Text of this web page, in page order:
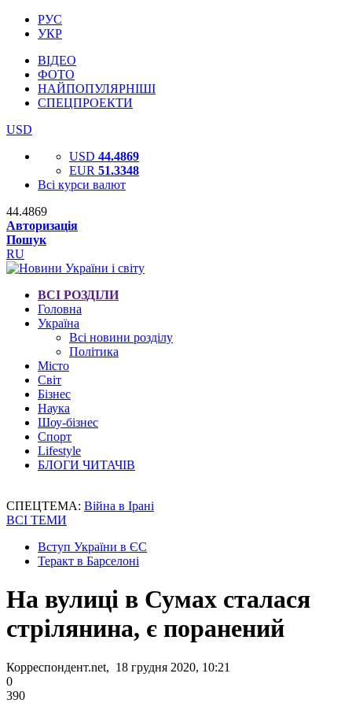
РУС
УКР
ВІДЕО
ФОТО
НАЙПОПУЛЯРНІШІ
СПЕЦПРОЕКТИ
USD
USD 44.4869
EUR 51.3348
Всі курси валют
44.4869
Авторизація
Пошук
RU
ВСІ РОЗДІЛИ
Головна
Україна
Всі новини розділу
Політика
Місто
Світ
Бізнес
Наука
Шоу-бізнес
Спорт
Lifestyle
БЛОГИ ЧИТАЧІВ
СПЕЦТЕМА: Війна в Ірані
ВСІ ТЕМИ
Вступ України в ЄС
Теракт в Барселоні
На вулиці в Сумах сталася
стрілянина, є поранений
Корреспондент.net, 18 грудня 2020, 10:21
0
390